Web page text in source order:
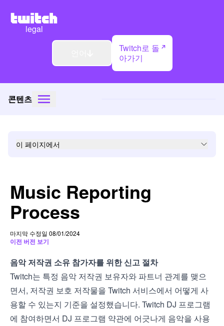
legal
Twitch로 돌
아가기
콘텐츠
Music Reporting
Process
이 페이지에서
마지막 수정일 08/01/2024
이전 버전 보기
음악 저작권 소유 참가자를 위한 신고 절차
Twitch는 특정 음악 저작권 보유자와 파트너 관계를 맺으
면서, 저작권 보호 저작물을 Twitch 서비스에서 어떻게 사
용할 수 있는지 기준을 설정했습니다. Twitch DJ 프로그램
에 참여하면서 DJ 프로그램 약관에 어긋나게 음악을 사용